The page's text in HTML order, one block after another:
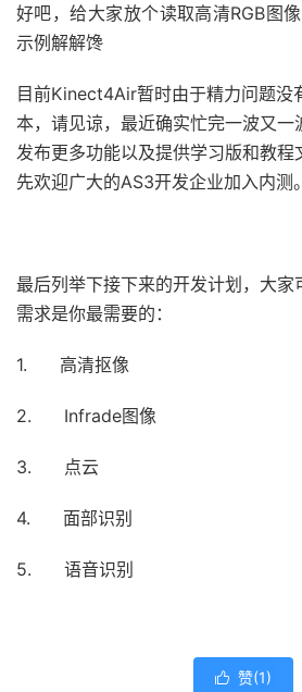
好吧，给大家放个读取高清RGB图
示例解解馋
目前Kinect4Air暂时由于精力问题没
本，请见谅，最近确实忙完一波又一
发布更多功能以及提供学习版和教
先欢迎广大的AS3开发企业加入内测。
最后列举下接下来的开发计划，大家
需求是你最需要的：
1. 高清抠像
2. Infrade图像
3. 点云
4. 面部识别
5. 语音识别
 赞(1)